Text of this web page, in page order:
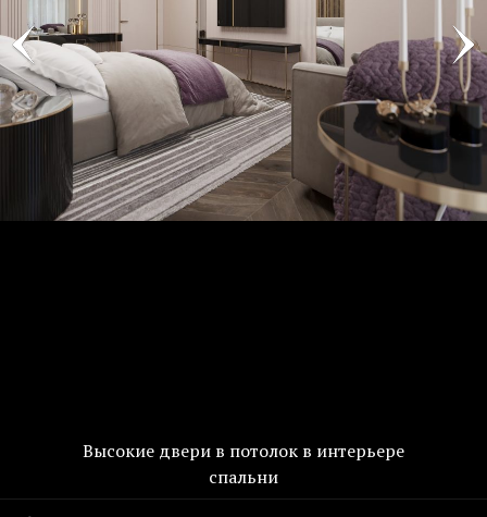
Высокие двери в потолок в интерьере
спальни